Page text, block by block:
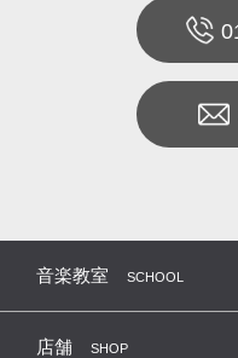
音楽教室 SCHOOL
店舗 SHOP